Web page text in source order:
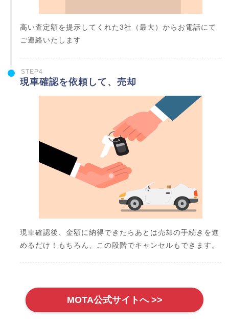
高い査定額を提示してくれた3社（最大）からお電話にて
ご連絡いたします
STEP4
現車確認を依頼して、売却
現車確認後、金額に納得できたらあとは売却の手続きを進
めるだけ！もちろん、この段階でキャンセルもできます。
MOTA公式サイトへ >>